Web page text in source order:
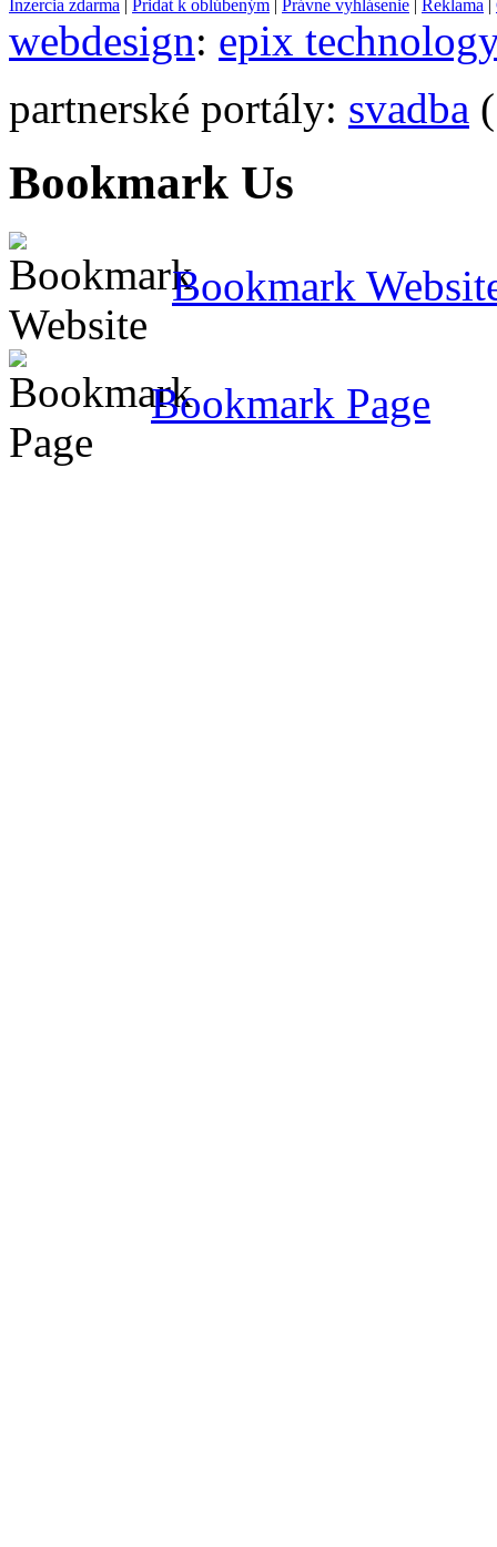
Inzercia zdarma Pridat k oblúbeným Právne vyhlásenie Reklama
webdesign: epix
partnerské portály: svadba
Bookmark Us
Bookmark
Bookmark Page